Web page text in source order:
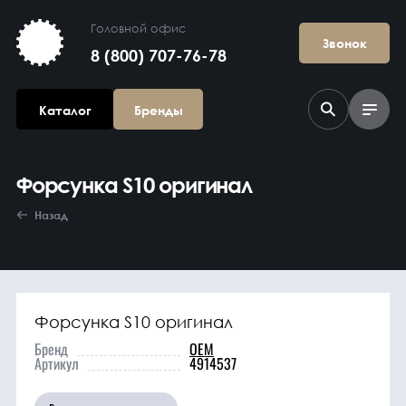
Головной офис
8 (800) 707-76-78
Звонок
Каталог Бренды
Агрегаты в
сборе
Гидравлика и
Форсунка S10 оригинал
Назад
Форсунка S10 оригинал
Бренд OEM
Артикул 4914537